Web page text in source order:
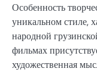
Особенность
уникальном стиле,
народной
фильмах
художественная